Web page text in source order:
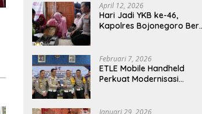
April 12, 2026
Hari Jadi YKB ke-46,
Kapolres Bojonegoro Beri
Februari 7, 2026
ETLE Mobile Handheld
Perkuat Modernisasi